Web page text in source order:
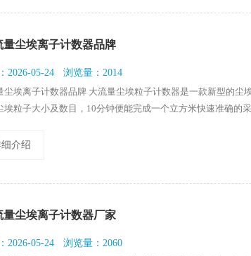
量尘埃离子计数器品牌
2026-05-24
浏览量：2014
尘埃离子计数器品牌 大流量尘埃粒子计数器是一款新型的尘
埃粒子大小及数目，10分钟便能完成一个立方米快速准确的
，操作方便，简单易用。同时这款仪器能同步监测8个粒径通
介绍
量尘埃离子计数器厂家
2026-05-24
浏览量：2060